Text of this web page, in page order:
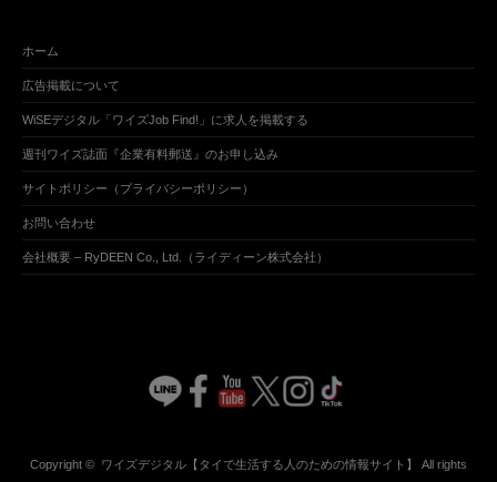
ホーム
広告掲載について
WiSEデジタル「ワイズJob Find!」に求人を掲載する
週刊ワイズ誌面『企業有料郵送』のお申し込み
サイトポリシー（プライバシーポリシー）
お問い合わせ
会社概要 – RyDEEN Co., Ltd.（ライディーン株式会社）
Copyright © ワイズデジタル【タイで生活する人のための情報サイト】
All rights